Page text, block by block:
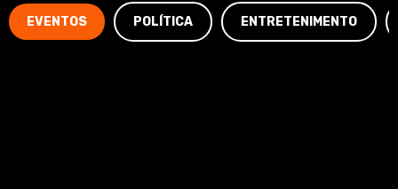
EVENTOS POLÍTICA ENTRETENIMENTO